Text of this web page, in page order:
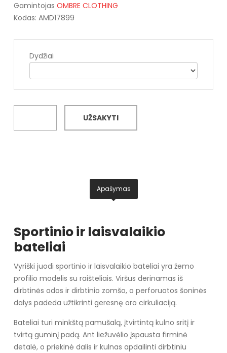
Gamintojas OMBRE CLOTHING
Kodas: AMD17899
Dydžiai
UŽSAKYTI
Apašymas
Sportinio ir laisvalaikio
bateliai
Vyriški juodi sportinio ir laisvalaikio bateliai yra žemo
profilio modelis su raišteliais. Viršus derinamas iš
dirbtinės odos ir dirbtinio zomšo, o perforuotos šoninės
dalys padeda užtikrinti geresnę oro cirkuliaciją.
Bateliai turi minkštą pamušalą, įtvirtintą kulno sritį ir
tvirtą guminį padą. Ant liežuvėlio įspausta firminė
detalė, o priekinė dalis ir kulnas apdailinti dirbtiniu